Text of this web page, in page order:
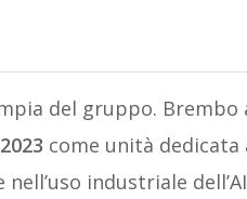
del gruppo. Brembo
come unità
industriale